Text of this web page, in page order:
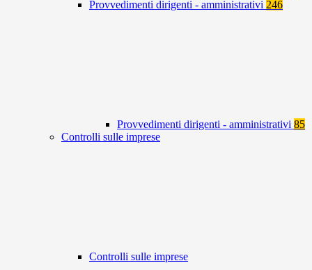
Provvedimenti dirigenti - amministrativi 246
Provvedimenti dirigenti - amministrativi 85
Controlli sulle imprese
Controlli sulle imprese